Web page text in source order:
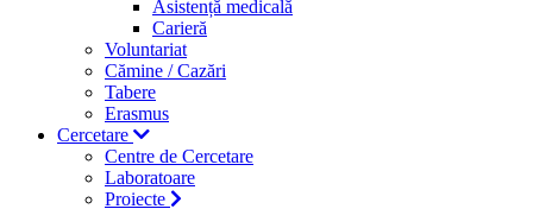
Asistență medicală
Carieră
Voluntariat
Cămine / Cazări
Tabere
Erasmus
Cercetare
Centre de Cercetare
Laboratoare
Proiecte